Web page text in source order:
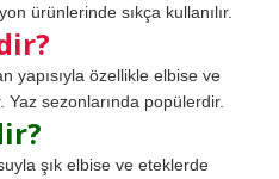
ürünlerinde sıkça kullanılır.
yapısıyla özellikle elbise ve
Yaz sezonlarında popülerdir.
şık elbise ve eteklerde